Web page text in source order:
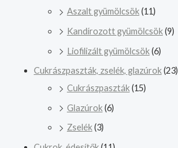
Aszalt gyümölcsök(11)
Kandírozott gyümölcsök(9)
Liofilizált gyümölcsök(6)
Cukrászpaszták, zselék, glazúrok(23)
Cukrászpaszták(15)
Glazúrok(6)
Zselék(3)